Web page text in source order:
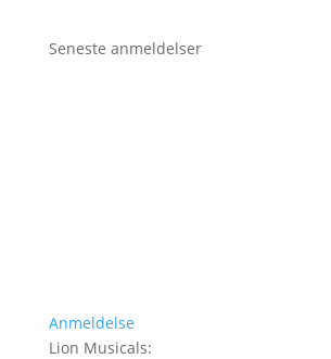
Seneste anmeldelser
Anmeldelse
Lion Musicals: